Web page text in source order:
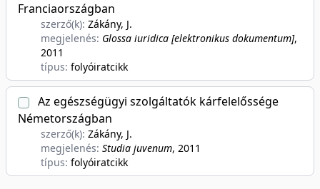
Franciaországban
szerző(k): Zákány, J.
megjelenés: Glossa iuridica [elektronikus dokumentum],
2011
típus: folyóiratcikk
Az egészségügyi szolgáltatók kárfelelőssége
Németországban
szerző(k): Zákány, J.
megjelenés: Studia juvenum, 2011
típus: folyóiratcikk